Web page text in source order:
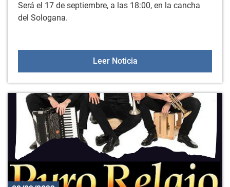
Será el 17 de septiembre, a las 18:00, en la cancha
del Sologana.
Leer NoticiaEPA TXIKI: actuación